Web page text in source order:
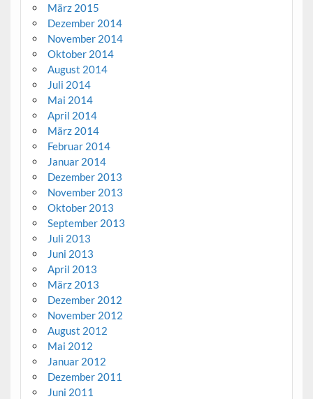
März 2015
Dezember 2014
November 2014
Oktober 2014
August 2014
Juli 2014
Mai 2014
April 2014
März 2014
Februar 2014
Januar 2014
Dezember 2013
November 2013
Oktober 2013
September 2013
Juli 2013
Juni 2013
April 2013
März 2013
Dezember 2012
November 2012
August 2012
Mai 2012
Januar 2012
Dezember 2011
Juni 2011